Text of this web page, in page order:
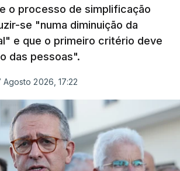
o processo de simplificação
se "numa diminuição da
e que o primeiro critério deve
das pessoas".
2026, 17:22